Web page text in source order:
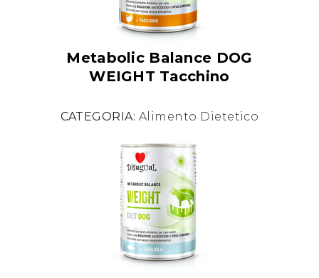
Metabolic Balance DOG
WEIGHT Tacchino
CATEGORIA: Alimento Dietetico